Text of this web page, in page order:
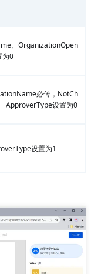
、OrganizationOpen
为0
必传，NotCh
ApproverType设置为0
设置为1